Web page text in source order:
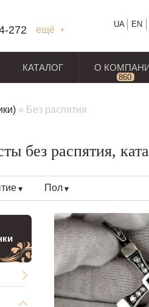
272 ещё
UA EN
КАТАЛОГ О
860
» Без распятия
без распятия,
Пол